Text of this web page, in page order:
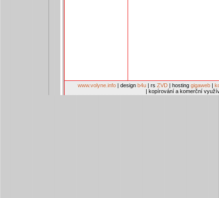
www.volyne.info | design b4u | rs ZVD | hosting gigaweb |
| kopírování a komerční